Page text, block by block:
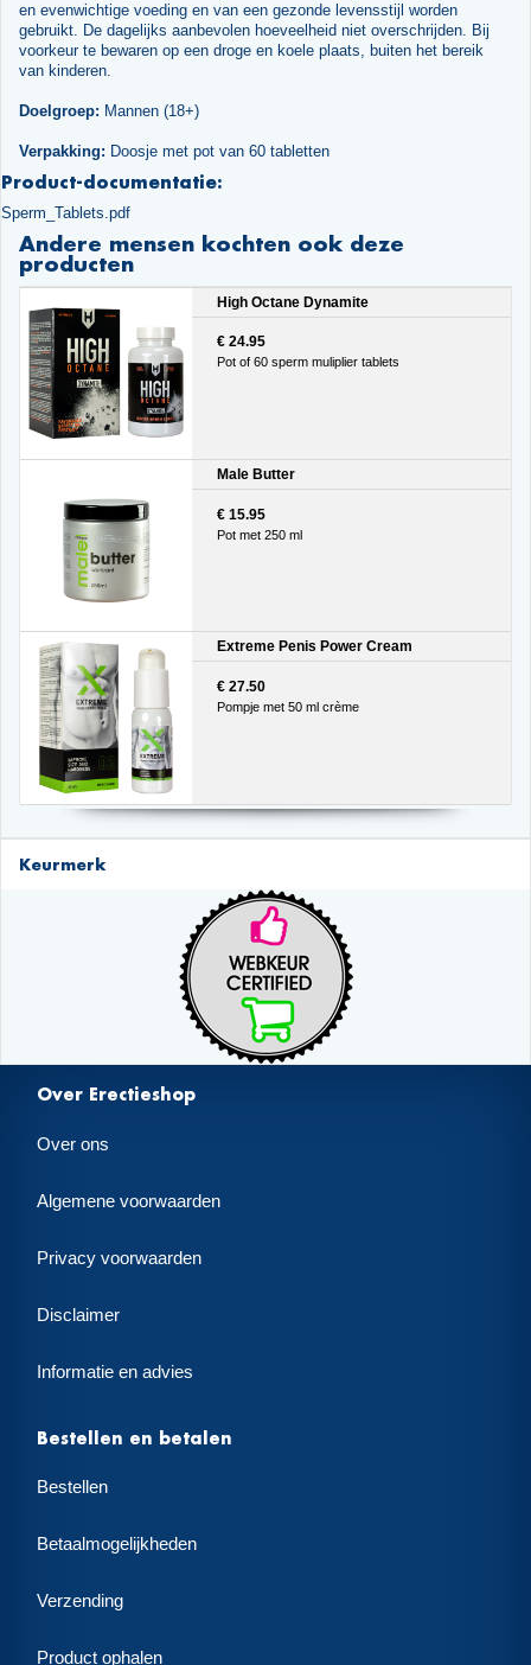
en evenwichtige voeding en van een gezonde levensstijl worden
gebruikt. De dagelijks aanbevolen hoeveelheid niet overschrijden. Bij
voorkeur te bewaren op een droge en koele plaats, buiten het bereik
van kinderen.
Doelgroep: Mannen (18+)
Verpakking: Doosje met pot van 60 tabletten
Product-documentatie:
Sperm_Tablets.pdf
Andere mensen kochten ook deze
producten
High Octane Dynamite
€ 24.95
Pot of 60 sperm muliplier tablets
Male Butter
€ 15.95
Pot met 250 ml
Extreme Penis Power Cream
€ 27.50
Pompje met 50 ml crème
Keurmerk
Over Erectieshop
Over ons
Algemene voorwaarden
Privacy voorwaarden
Disclaimer
Informatie en advies
Bestellen en betalen
Bestellen
Betaalmogelijkheden
Verzending
Product ophalen